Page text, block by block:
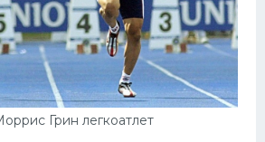
Грин легкоатлет